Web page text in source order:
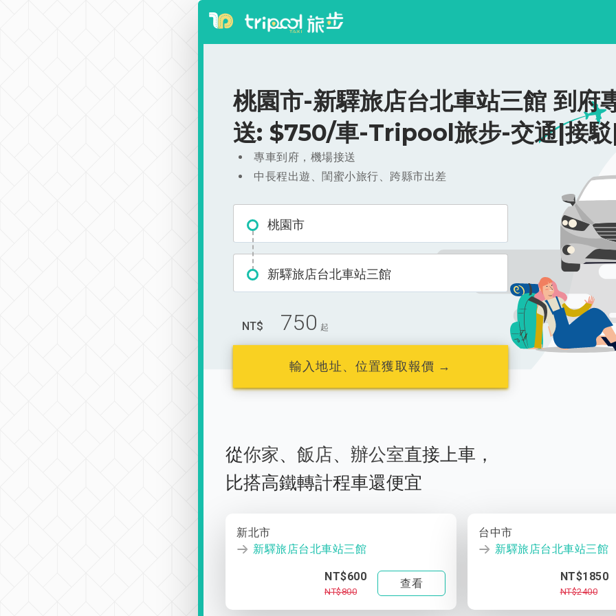
桃園市-新驛旅店台北車站三館 到府
送: $750/車-Tripool旅步-交通|接
專車到府，機場接送
中長程出遊、閨蜜小旅行、跨縣市出差
桃園市
新驛旅店台北車站三館
NT$ 750 起
輸入地址、位置獲取報價 →
從你家、 飯店、 辦公室直接上車，
比搭高鐵轉計程車還便宜
新北市
新驛旅店台北車站三館
NT$600
NT$800
查看
台中市
新驛旅店台北車站三館
NT$1850
NT$2400